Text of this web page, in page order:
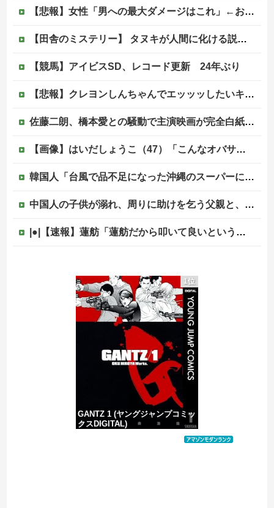
【悲報】女性「男への最大ダメージはこれ」←お前ら耐えられる？
【田舎のミステリー】 タヌキが人間に化ける説、これ多分マジ
【競馬】アイビスSD、レコード更新 24年ぶり
【悲報】クレヨンしんちゃんでエッッッしたいキャラ、満場一致で決まるｗｗｗｗｗｗｗｗｗｗ他
佐藤二朗、橋本愛との騒動で主演映画が完全白紙へｗｗｗｗｗ
【画像】はいだしょうこ（47）「こんなオバサンでいいの…？」
韓国人「台風で品不足になった沖縄のスーパーに行ってみたら、なぜか辛ラーメンだけ売れ残っていたんです…」
中国人の子供が溺れ、周りに助けを乞う父親と、スマホを向けてインプレ稼ぎの見物人
|●|【速報】蓮舫「蓮舫だから叩いて良いという報道」 ネット「高市だから叩いて良いをやってるのがお前だろ」
PTA会長「PTA参加拒否した親へ最終警告。こうなってもいい？」
ひろゆき「出馬する気ないから話さなかった」妻「それでも不誠実だろ」→離婚協議へｗｗｗｗｗ
中国の海水浴場の映像があまりにも・・・
1位
GANTZ 1 (ヤングジャンプコミッ
クスDIGITAL)
価格：¥100